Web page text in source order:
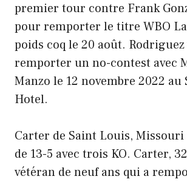
premier tour contre Frank
pour remporter le titre WBO
poids coq le 20 août.
remporter un no-contest avec
Manzo le 12 novembre 2022 au
Hotel.
Carter de Saint Louis, Missouri
de 13-5 avec trois KO. Carter,
vétéran de neuf ans qui a